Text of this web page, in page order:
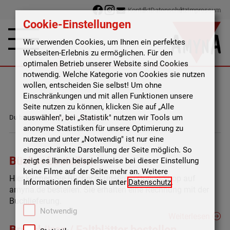
KontaktDatenschutzImpressum
Du bist hier: Startseite/Bestellen
Bücher bestellen
Hier können Sie Bücher in unserem Online-Shop auf
amyna.de bestellen. Sie erhalten eine Rechnung mit der
Buchlieferung.
Cookie-Einstellungen
Wir verwenden Cookies, um Ihnen ein perfektes
Webseiten-Erlebnis zu ermöglichen. Für den
optimalen Betrieb unserer Website sind Cookies
notwendig. Welche Kategorie von Cookies sie nutzen
wollen, entscheiden Sie selbst! Um ohne
Einschränkungen und mit allen Funktionen unsere
Seite nutzen zu können, klicken Sie auf „Alle
auswählen", bei „Statistik" nutzen wir Tools um
anonyme Statistiken für unsere Optimierung zu
nutzen und unter „Notwendig" ist nur eine
eingeschränkte Darstellung der Seite möglich. So
zeigt es Ihnen beispielsweise bei dieser Einstellung
keine Filme auf der Seite mehr an. Weitere
Informationen finden Sie unter Datenschutz.
Notwendig